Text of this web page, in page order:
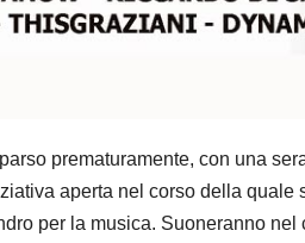
prematuramente, con una
aperta nel corso della quale
per la musica. Suoneranno nel